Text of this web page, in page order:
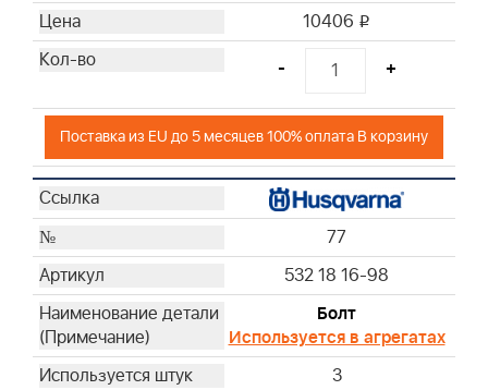
10406 i
- +
Поставка из EU до 5 месяцев 100% оплата В корзину
77
532 18 16-98
Болт
Используется в агрегатах
3